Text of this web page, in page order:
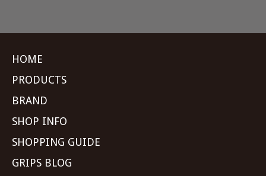
HOME
PRODUCTS
BRAND
SHOP INFO
SHOPPING GUIDE
GRIPS BLOG